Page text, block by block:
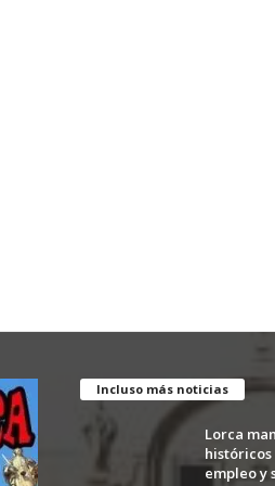
Incluso más noticias
Lorca
empleo y